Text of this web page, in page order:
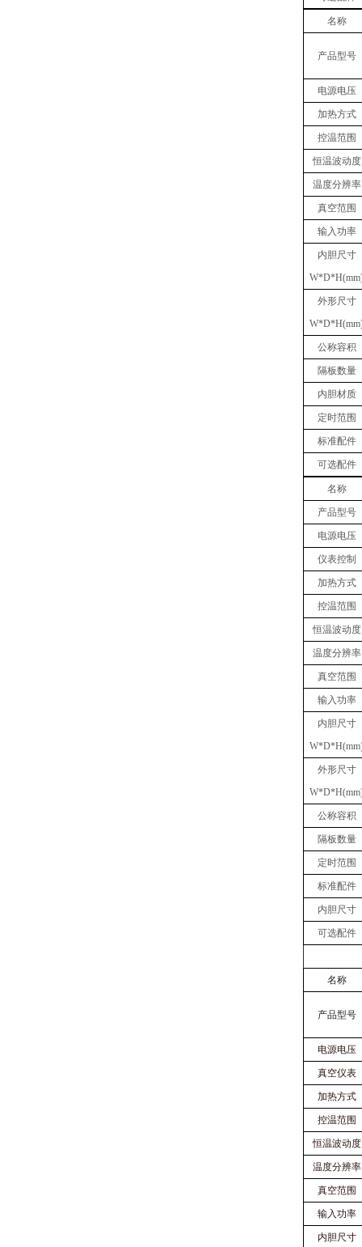
名称
产品型号
电源电压
加热方式
控温范围
恒温波动度
温度分辨率
真空范围
输入功率
内胆尺寸
W*D*
外形尺寸
W*D*
公称容积
隔板数量
内胆材质
定时范围
标准配件
可选配件
名称
产品型号
电源电压
仪表控制
加热方式
控温范围
恒温波动度
温度分辨率
真空范围
输入功率
内胆尺寸
W*D*
外形尺寸
W*D*
公称容积
隔板数量
定时范围
标准配件
内胆尺寸
可选配件
名称
产品型号
电源电压
真空仪表
加热方式
控温范围
恒温波动度
温度分辨率
真空范围
输入功率
内胆尺寸